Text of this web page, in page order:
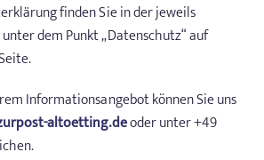
finden Sie in der jeweils
dem Punkt „Datenschutz“ auf
Informationsangebot können Sie uns
altoetting.deoder unter +49